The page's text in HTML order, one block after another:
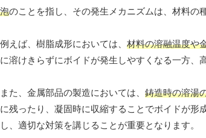
泡のことを指し、その発生メカニズムは、材料の
例えば、樹脂成形においては、 材料の溶融温度や
に溶けきらずにボイドが発生しやすくなる一方、
また、金属部品の製造においては、 鋳造時の溶湯
に残ったり、凝固時に収縮することでボイドが形
し、適切な対策を講じることが重要となります。